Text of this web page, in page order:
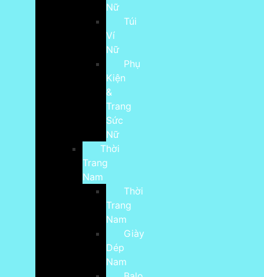
Nữ
Túi
Ví
Nữ
Phụ
Kiện
&
Trang
Sức
Nữ
Thời
Trang
Nam
Thời
Trang
Nam
Giày
Dép
Nam